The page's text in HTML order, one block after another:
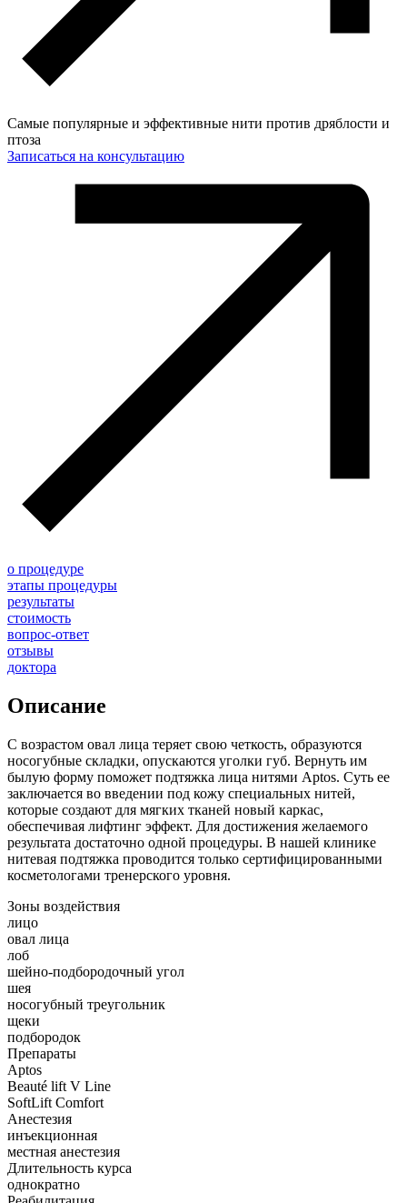
Самые популярные и эффективные нити против дряблости и
птоза
Записаться на консультацию
о процедуре
этапы процедуры
результаты
стоимость
вопрос-ответ
отзывы
доктора
Описание
С возрастом овал лица теряет свою четкость, образуются
носогубные складки, опускаются уголки губ. Вернуть им
былую форму поможет подтяжка лица нитями Aptos. Суть ее
заключается во введении под кожу специальных нитей,
которые создают для мягких тканей новый каркас,
обеспечивая лифтинг эффект. Для достижения желаемого
результата достаточно одной процедуры. В нашей клинике
нитевая подтяжка проводится только сертифицированными
косметологами тренерского уровня.
Зоны воздействия
лицо
овал лица
лоб
шейно-подбородочный угол
шея
носогубный треугольник
щеки
подбородок
Препараты
Aptos
Beauté lift V Line
SoftLift Comfort
Анестезия
инъекционная
местная анестезия
Длительность курса
однократно